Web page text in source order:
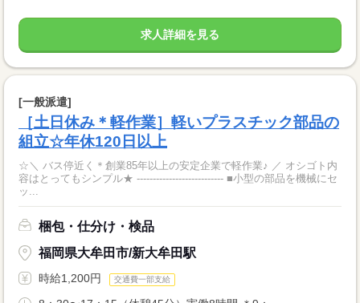
求人詳細を見る
[一般派遣]
［土日休み＊軽作業］軽いプラスチック部品の
組立☆年休120日以上
☆＼ バス停近く＊創業85年以上の安定企業で軽作業♪ ／ オシゴト内
容はとってもシンプル★ --------------------------- ■小型の部品を機械にセ
ッ...
梱包・仕分け・検品
福岡県大牟田市/新大牟田駅
時給1,200円 交通費一部支給